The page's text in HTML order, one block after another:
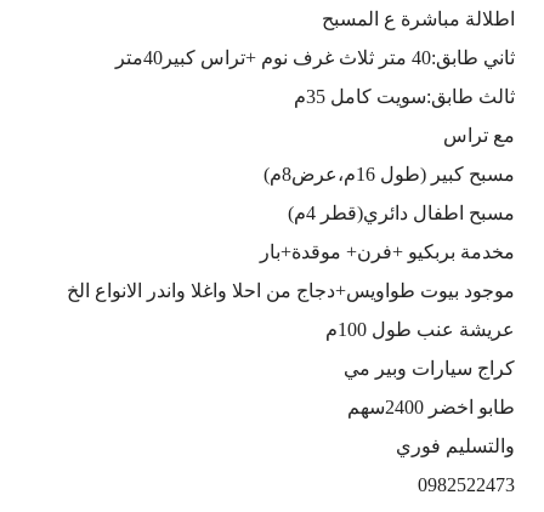
اطلالة مباشرة ع المسبح
ثاني طابق:40 متر ثلاث غرف نوم +تراس كبير40متر
ثالث طابق:سويت كامل 35م
مع تراس
مسبح كبير (طول 16م،عرض8م)
مسبح اطفال دائري(قطر 4م)
مخدمة بربكيو +فرن+ موقدة+بار
موجود بيوت طواويس+دجاج من احلا واغلا واندر الانواع الخ
عريشة عنب طول 100م
كراج سيارات وبير مي
طابو اخضر 2400سهم
والتسليم فوري
0982522473